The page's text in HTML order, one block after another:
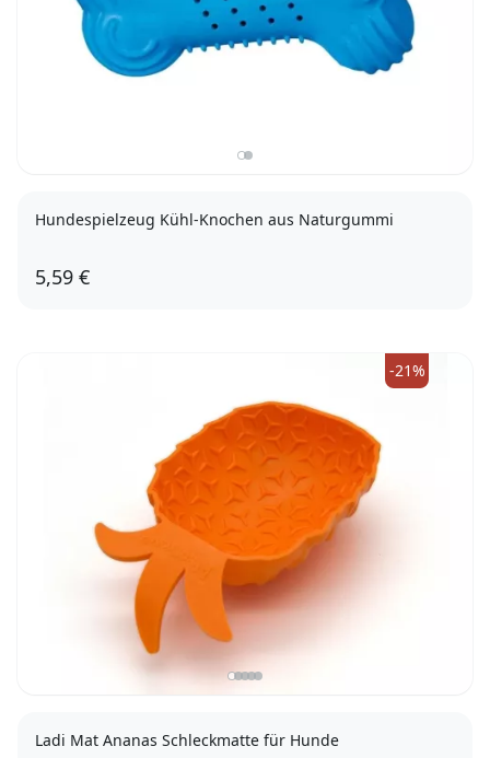
Hundespielzeug Kühl-Knochen aus Naturgummi
5,59 €
-21%
Ladi Mat Ananas Schleckmatte für Hunde